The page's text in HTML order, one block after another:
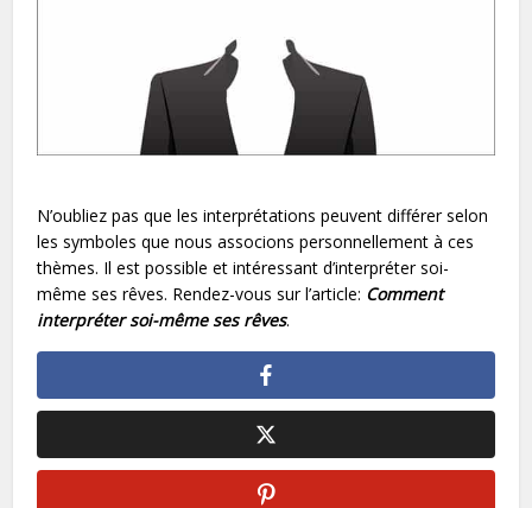
N’oubliez pas que les interprétations peuvent différer selon
les symboles que nous associons personnellement à ces
thèmes. Il est possible et intéressant d’interpréter soi-
même ses rêves. Rendez-vous sur l’article: Comment
interpréter soi-même ses rêves.